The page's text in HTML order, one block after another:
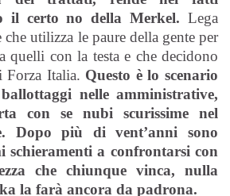
il certo no della Merkel. Lega
utilizza le paure della gente per
quelli con la testa e che decidono
Italia. Questo è lo scenario
nelle amministrative,
con se nubi scurissime nel
Dopo più di vent’anni sono
schieramenti a confrontarsi con
che chiunque vinca, nulla
la farà ancora da padrona.